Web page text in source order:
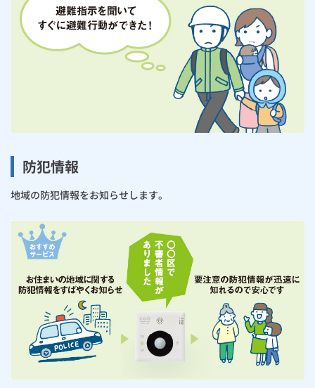
防犯情報
地域の防犯情報をお知らせします。